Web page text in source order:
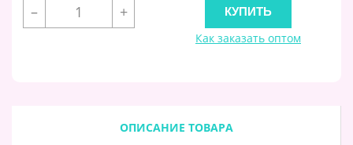
–
+
Как заказать оптом
ОПИСАНИЕ ТОВАРА